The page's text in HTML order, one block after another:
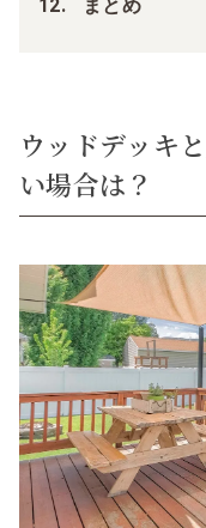
まとめ
ウッドデッキ
い場合は？